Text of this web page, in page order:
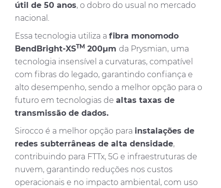
útil de 50 anos, o dobro do usual no mercado
nacional.
Essa tecnologia utiliza a fibra monomodo
BendBright-XSTM 200µm da Prysmian, uma
tecnologia insensível a curvaturas, compatível
com fibras do legado, garantindo confiança e
alto desempenho, sendo a melhor opção para o
futuro em tecnologias de altas taxas de
transmissão de dados.
Sirocco é a melhor opção para instalações de
redes subterrâneas de alta densidade,
contribuindo para FTTx, 5G e infraestruturas de
nuvem, garantindo reduções nos custos
operacionais e no impacto ambiental, com uso